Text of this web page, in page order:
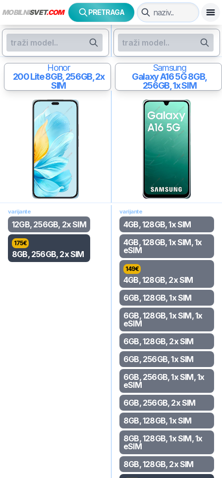
MOBILNISVET.COM PRETRAGA
Honor
200 Lite8GB, 256GB, 2x
SIM
Samsung
Galaxy A16 5G8GB,
256GB, 1x SIM
varijante
12GB, 256GB, 2x SIM
175€
8GB, 256GB, 2x SIM
varijante
4GB, 128GB, 1x SIM
4GB, 128GB, 1x SIM, 1x
eSIM
149€
4GB, 128GB, 2x SIM
6GB, 128GB, 1x SIM
6GB, 128GB, 1x SIM, 1x
eSIM
6GB, 128GB, 2x SIM
6GB, 256GB, 1x SIM
6GB, 256GB, 1x SIM, 1x
eSIM
6GB, 256GB, 2x SIM
8GB, 128GB, 1x SIM
8GB, 128GB, 1x SIM, 1x
eSIM
8GB, 128GB, 2x SIM